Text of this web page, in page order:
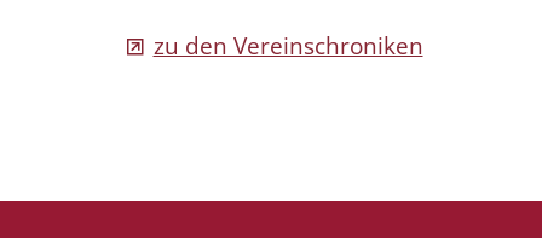
zu den Vereinschroniken